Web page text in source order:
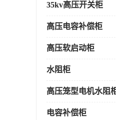
35kv高压开关柜
高压电容补偿柜
高压软启动柜
水阻柜
高压笼型电机水阻
电容补偿柜